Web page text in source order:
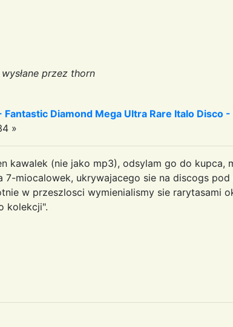
przez thorn
Fantastic Diamond Mega Ultra Rare Italo Disco -
»
kawalek (nie jako mp3), odsylam go do kupca,
miocalowek, ukrywajacego sie na discogs
w przeszlosci wymienialismy sie rarytasami
kolekcji".